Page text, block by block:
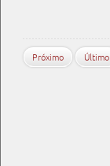
Próximo Último